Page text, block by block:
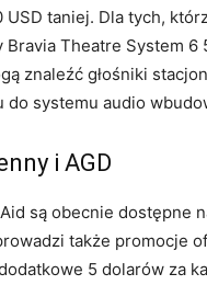
USD taniej. Dla tych,
Theatre System 6
znaleźć głośniki
do systemu audio
i AGD
są obecnie dostępne
także promocje
5 dolarów za